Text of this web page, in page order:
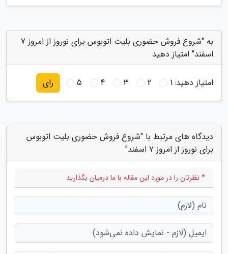
به "شروع فروش حضوری بلیت اتوبوس برای نوروز از امروز 7
اسفند" امتیاز دهید
امتیاز دهید:1
2
3
4
5 رای
دیدگاه های مرتبط با "شروع فروش حضوری بلیت اتوبوس
برای نوروز از امروز 7 اسفند"
* نظرتان را در مورد این مقاله با ما درمیان بگذارید